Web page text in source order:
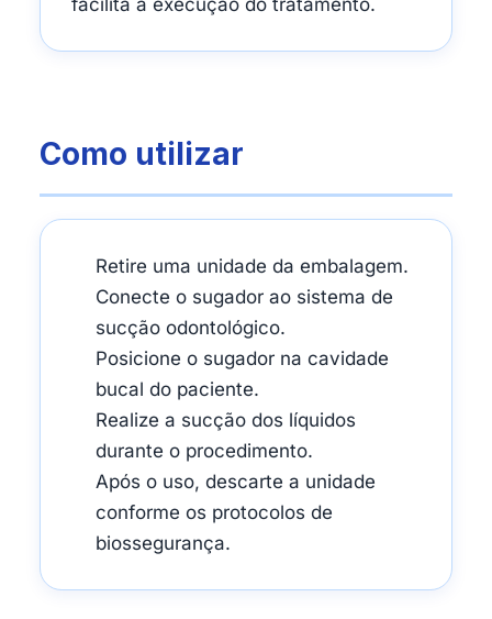
facilita a execução do tratamento.
Como utilizar
Retire uma unidade da embalagem.
Conecte o sugador ao sistema de
sucção odontológico.
Posicione o sugador na cavidade
bucal do paciente.
Realize a sucção dos líquidos
durante o procedimento.
Após o uso, descarte a unidade
conforme os protocolos de
biossegurança.